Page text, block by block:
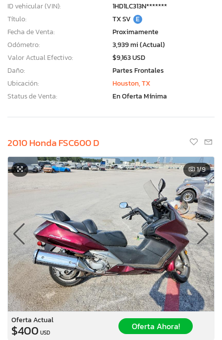
ID vehicular (VIN):
1HD1LC313N*******
Título:
TX SV E
Fecha de Venta:
Proximamente
Odómetro:
3,939 mi (Actual)
Valor Actual Efectivo:
$9,163 USD
Daño:
Partes Frontales
Ubicación:
Houston, TX
Status de Venta:
En Oferta Mínima
2010 Honda FSC600 D
1/9
Oferta Actual
$400 USD
Oferta Ahora!